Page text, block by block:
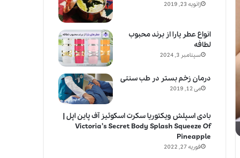
ژانویه 23, 2019
انواع عطر یارا از برند محبوب
لطافه
سپتامبر 3, 2024
درمان زخم بستر در طب سنتی
می 12, 2019
بادی اسپلش ویکتوریا سکرت اسکوئیز آف پاین اپل |
Victoria’s Secret Body Splash Squeeze Of
Pineapple
فوریه 27, 2022